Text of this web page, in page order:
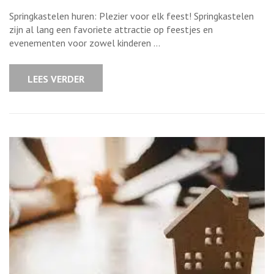
het
ultieme
springplezier
met
Springkastelen huren: Plezier voor elk feest! Springkastelen
zijn al lang een favoriete attractie op feestjes en
evenementen voor zowel kinderen …
LEES VERDER